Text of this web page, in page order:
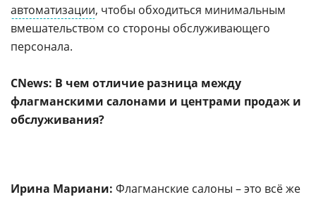
автоматизации, чтобы обходиться минимальным
вмешательством со стороны обслуживающего
персонала.
CNews: В чем отличие разница между
флагманскими салонами и центрами продаж и
обслуживания?
Ирина Мариани: Флагманские салоны – это всё же